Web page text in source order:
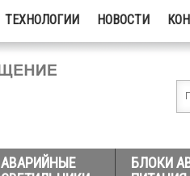
ТЕХНОЛОГИИ НОВОСТИ
АВАРИЙНЫЕ
БЛОКИ